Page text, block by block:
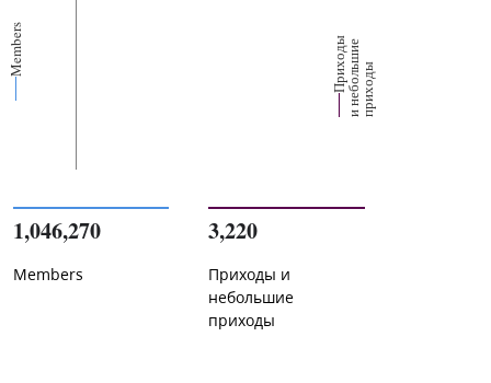
Members П
р
их
о
д
ы
и
н
е
б
о
ль
ш
ие
п
р
и
х
о
ды
1,046,270
Members
3,220
Приходы и
небольшие
приходы